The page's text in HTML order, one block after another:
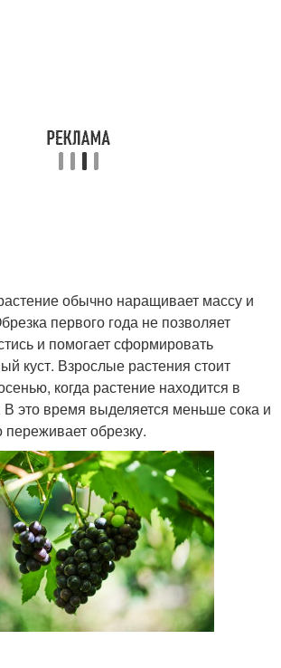
обычно наращивает массу и
первого года не позволяет
и помогает сформировать
куст. Взрослые растения стоит
когда растение находится в
В это время выделяется меньше сока и
обрезку.